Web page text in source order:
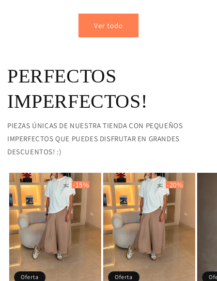
Ver todo
PERFECTOS
IMPERFECTOS!
PIEZAS ÚNICAS DE NUESTRA TIENDA CON PEQUEÑOS
IMPERFECTOS QUE PUEDES DISFRUTAR EN GRANDES
DESCUENTOS! :)
-15%
Oferta
-20%
Oferta